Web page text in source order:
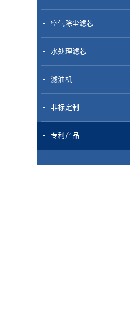
空气除尘滤芯
水处理滤芯
滤油机
非标定制
专利产品